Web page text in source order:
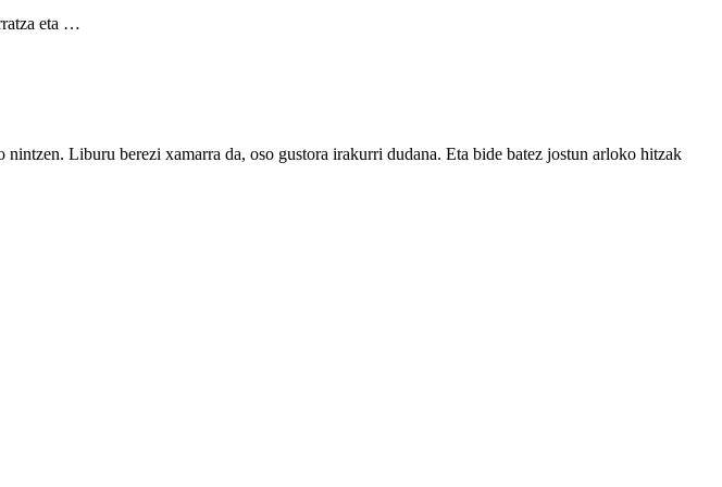
eta …
Liburu berezi xamarra da, oso gustora irakurri dudana. Eta bide batez jostun arloko hitzak